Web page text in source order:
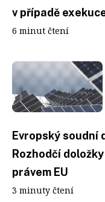
v případě
6 minut čtení
Evropský soudní
Rozhodčí
právem EU
3 minuty čtení